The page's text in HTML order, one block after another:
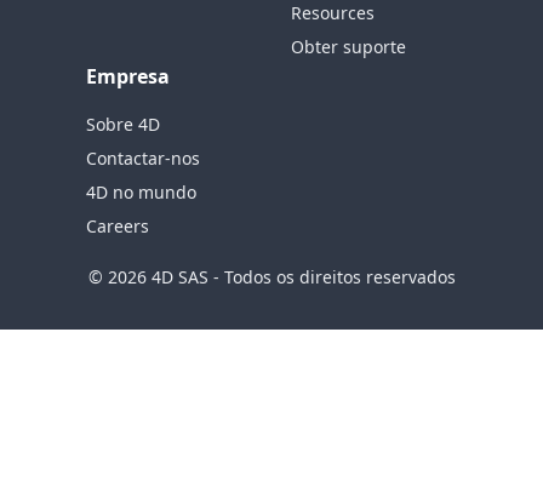
Resources
Obter suporte
Empresa
Sobre 4D
Contactar-nos
4D no mundo
Careers
© 2026 4D SAS - Todos os direitos reservados